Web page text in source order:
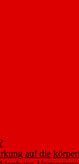
auf die